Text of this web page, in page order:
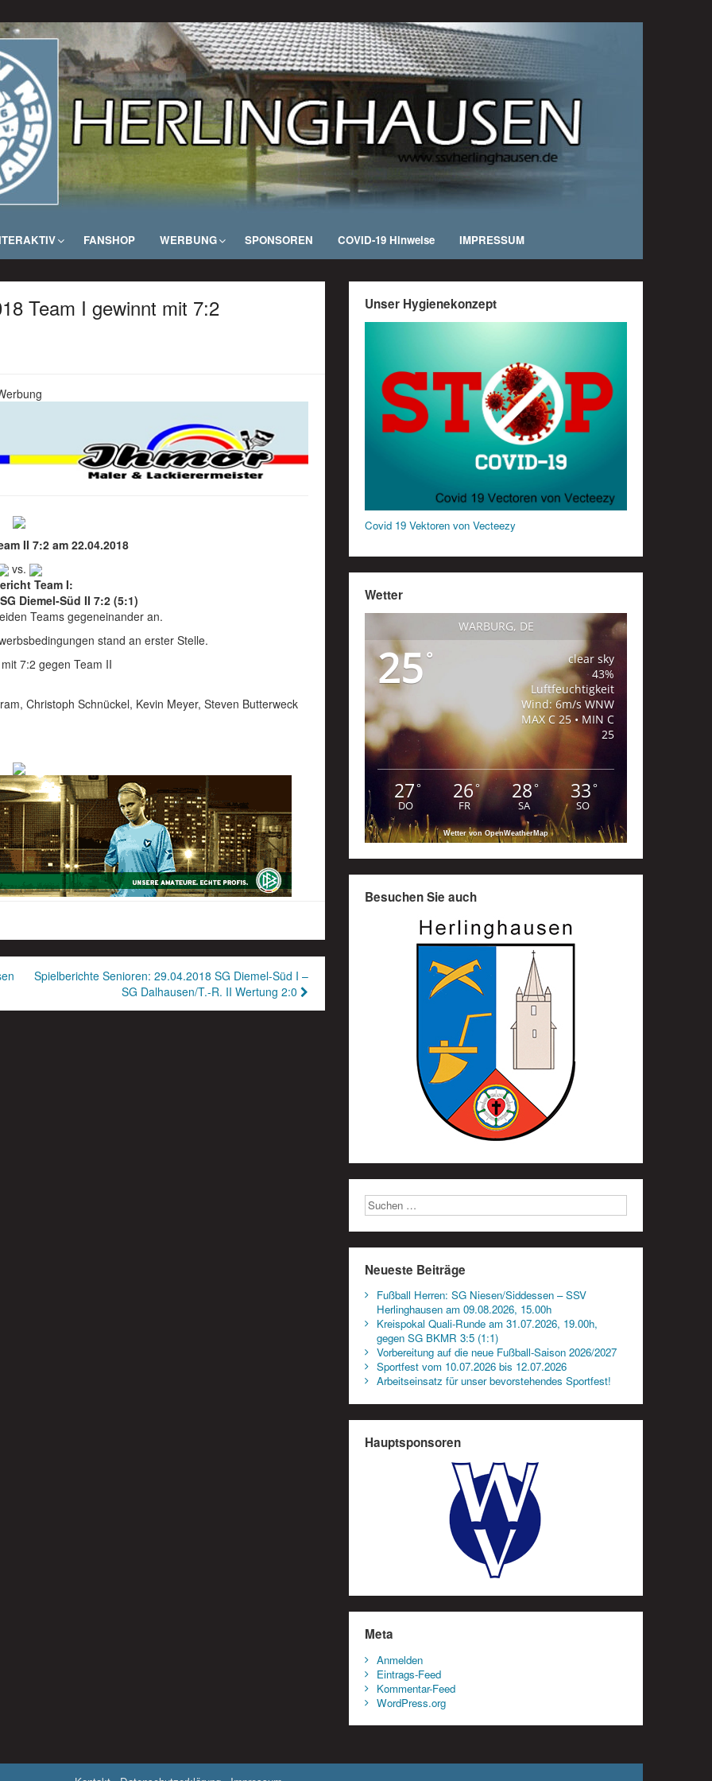
FANSHOP WERBUNG SPONSOREN COVID-19 Hinweise IMPRESSUM
Team I gewinnt mit 7:2
II 7:2 am 22.04.2018
vs.
Team I:
Diemel-Süd II 7:2 (5:1)
Teams gegeneinander an.
stand an erster Stelle.
7:2 gegen Team II
Christoph Schnückel, Kevin Meyer, Steven Butterweck
Spielberichte Senioren: 29.04.2018 SG Diemel-Süd I –
SG Dalhausen/T.-R. II Wertung 2:0
Unser Hygienekonzept
Covid 19 Vektoren von Vecteezy
Wetter
WARBURG, DE
25°
clear sky
43%
Luftfeuchtigkeit
Wind: 6m/s WNW
MAX C 25 • MIN C
25
27°
DO
26°
FR
28°
SA
33°
SO
Wetter von OpenWeatherMap
Besuchen Sie auch
Neueste Beiträge
Fußball Herren: SG Niesen/Siddessen – SSV
Herlinghausen am 09.08.2026, 15.00h
Kreispokal Quali-Runde am 31.07.2026, 19.00h,
gegen SG BKMR 3:5 (1:1)
Vorbereitung auf die neue Fußball-Saison 2026/2027
Sportfest vom 10.07.2026 bis 12.07.2026
Arbeitseinsatz für unser bevorstehendes Sportfest!
Hauptsponsoren
Meta
Anmelden
Eintrags-Feed
Kommentar-Feed
WordPress.org